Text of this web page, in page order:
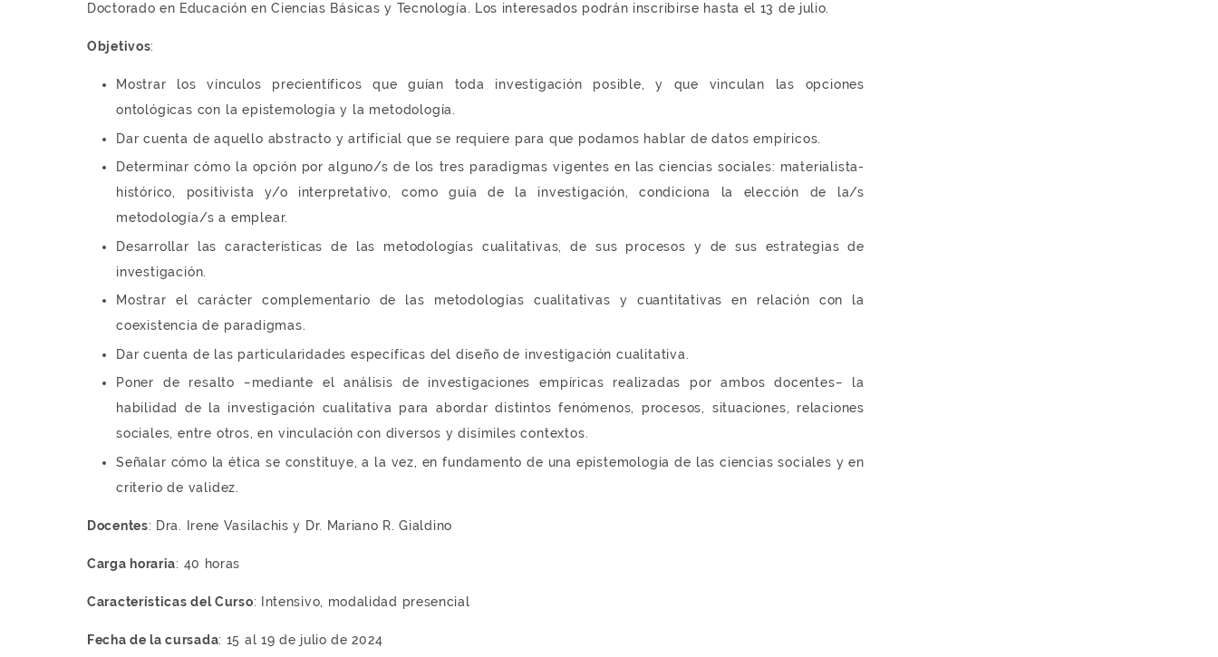
Doctorado en Educación en Ciencias Básicas y Tecnología. Los interesados podrán inscribirse hasta el 13 de julio.
Objetivos:
Mostrar los vínculos precientíficos que guían toda investigación posible, y que vinculan las opciones
ontológicas con la epistemología y la metodología.
Dar cuenta de aquello abstracto y artificial que se requiere para que podamos hablar de datos empíricos.
Determinar cómo la opción por alguno/s de los tres paradigmas vigentes en las ciencias sociales: materialista-
histórico, positivista y/o interpretativo, como guía de la investigación, condiciona la elección de la/s
metodología/s a emplear.
Desarrollar las características de las metodologías cualitativas, de sus procesos y de sus estrategias de
investigación.
Mostrar el carácter complementario de las metodologías cualitativas y cuantitativas en relación con la
coexistencia de paradigmas.
Dar cuenta de las particularidades específicas del diseño de investigación cualitativa.
Poner de resalto −mediante el análisis de investigaciones empíricas realizadas por ambos docentes− la
habilidad de la investigación cualitativa para abordar distintos fenómenos, procesos, situaciones, relaciones
sociales, entre otros, en vinculación con diversos y disímiles contextos.
Señalar cómo la ética se constituye, a la vez, en fundamento de una epistemología de las ciencias sociales y en
criterio de validez.
Docentes: Dra. Irene Vasilachis y Dr. Mariano R. Gialdino
Carga horaria: 40 horas
Características del Curso: Intensivo, modalidad presencial
Fecha de la cursada: 15 al 19 de julio de 2024